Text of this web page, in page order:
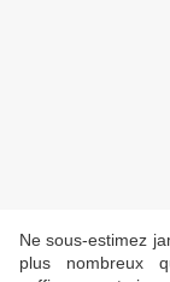
Ne sous-estimez
plus nombreux